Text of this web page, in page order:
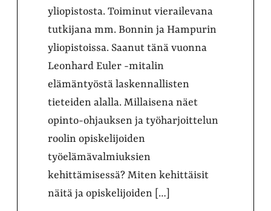
yliopistosta. Toiminut vierailevana
tutkijana mm. Bonnin ja Hampurin
yliopistoissa. Saanut tänä vuonna
Leonhard Euler -mitalin
elämäntyöstä laskennallisten
tieteiden alalla. Millaisena näet
opinto-ohjauksen ja työharjoittelun
roolin opiskelijoiden
työelämävalmiuksien
kehittämisessä? Miten kehittäisit
näitä ja opiskelijoiden […]